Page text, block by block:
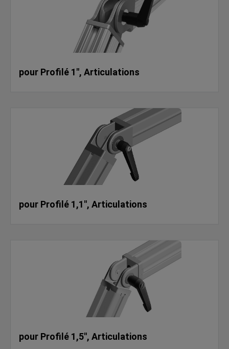
pour Profilé 1", Articulations
pour Profilé 1,1", Articulations
pour Profilé 1,5", Articulations